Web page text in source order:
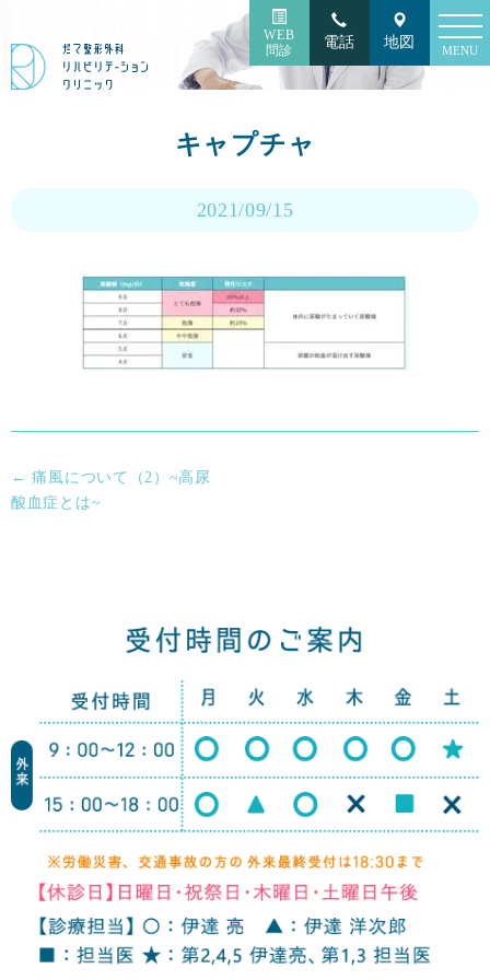
WEB
問診
電話 地図
toggle
MENU
キャプチャ
2021/09/15
← 痛風について（2）~高尿
酸血症とは~